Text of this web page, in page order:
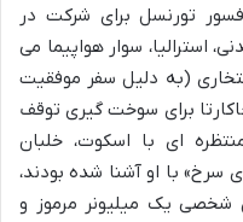
تورنسل برای شرکت در
استرالیا، سوار هواپیما می
(به دلیل سفر موفقیت
برای سوخت گیری توقف
ای با اسکوت، خلبان
سرخ» با او آشنا شده بودند،
شخصی یک میلیونر مرموز و